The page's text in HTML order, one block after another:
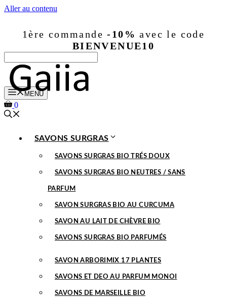
Aller au contenu
1ère commande-10% avec le code
BIENVENUE10
MENU
0
SAVONS SURGRAS
SAVONS SURGRAS BIO TRÉS DOUX
SAVONS SURGRAS BIO NEUTRES / SANS
PARFUM
SAVON SURGRAS BIO AU CURCUMA
SAVON AU LAIT DE CHÈVRE BIO
SAVONS SURGRAS BIO PARFUMÉS
SAVON ARBORIMIX 17 PLANTES
SAVONS ET DEO AU PARFUM MONOI
SAVONS DE MARSEILLE BIO